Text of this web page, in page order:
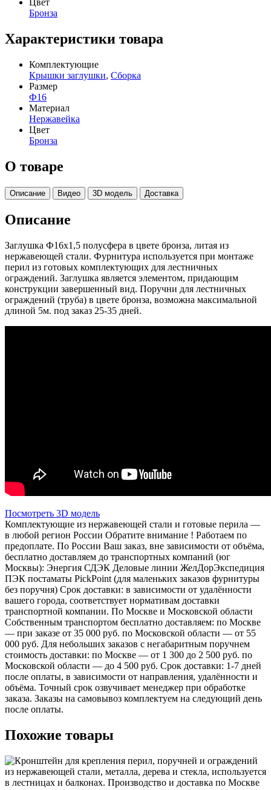
Цвет
Бронза
Характеристики товара
Комплектующие
Крышки заглушки, Сборка
Размер
Ф16
Материал
Нержавейка
Цвет
Бронза
О товаре
Описание Видео 3D модель Доставка
Описание
Заглушка Ф16х1,5 полусфера в цвете бронза, литая из
нержавеющей стали. Фурнитура используется при монтаже
перил из готовых комплектующих для лестничных
ограждений. Заглушка является элементом, придающим
конструкции завершенный вид. Поручни для лестничных
ограждений (труба) в цвете бронза, возможна максимальной
длиной 5м. под заказ 25-35 дней.
Посмотреть 3D модель
Комплектующие из нержавеющей стали и готовые перила —
в любой регион России Обратите внимание ! Работаем по
предоплате. По России Ваш заказ, вне зависимости от объёма,
бесплатно доставляем до транспортных компаний (юг
Москвы): Энергия СДЭК Деловые линии ЖелДорЭкспедиция
ПЭК постаматы PickPoint (для маленьких заказов фурнитуры
без поручня) Срок доставки: в зависимости от удалённости
вашего города, соответствует нормативам доставки
транспортной компании. По Москве и Московской области
Собственным транспортом бесплатно доставляем: по Москве
— при заказе от 35 000 руб. по Московской области — от 55
000 руб. Для небольших заказов с негабаритным поручнем
стоимость доставки: по Москве — от 1 300 до 2 500 руб. по
Московской области — до 4 500 руб. Срок доставки: 1-7 дней
после оплаты, в зависимости от направления, удалённости и
объёма. Точный срок озвучивает менеджер при обработке
заказа. Заказы на самовывоз комплектуем на следующий день
после оплаты.
Похожие товары